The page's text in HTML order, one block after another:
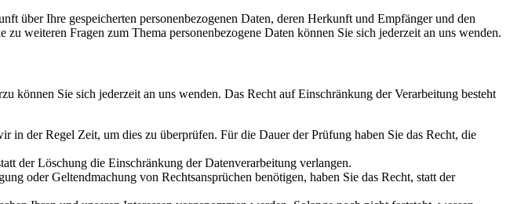
über Ihre gespeicherten personenbezogenen Daten, deren Herkunft und Empfänger und den
weiteren Fragen zum Thema personenbezogene Daten können Sie sich jederzeit an uns wenden.
können Sie sich jederzeit an uns wenden. Das Recht auf Einschränkung der Verarbeitung besteht
in der Regel Zeit, um dies zu überprüfen. Für die Dauer der Prüfung haben Sie das Recht, die
der Löschung die Einschränkung der Datenverarbeitung verlangen.
oder Geltendmachung von Rechtsansprüchen benötigen, haben Sie das Recht, statt der